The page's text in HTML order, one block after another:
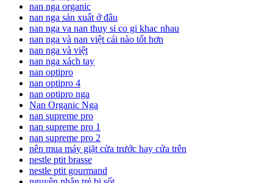
nan nga organic
nan nga sản xuất ở đâu
nan nga va nan thuy si co gi khac nhau
nan nga và nan việt cái nào tốt hơn
nan nga và việt
nan nga xách tay
nan optipro
nan optipro 4
nan optipro nga
Nan Organic Nga
nan supreme pro
nan supreme pro 1
nan supreme pro 2
nên mua máy giặt cửa trước hay cửa trên
nestle ptit brasse
nestle ptit gourmand